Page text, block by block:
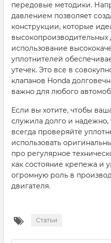
передовые методики.
давлением позволяет
конструкции, которые
высокопроизводительных
использование
уплотнителей
утечек. Это все в
клапанов Honda
важно для любого
Если вы хотите, чтобы
служила долго и надежно,
всегда проверяйте
использовать
про регулярное
как состояние крепежа и
огромную роль в
двигателя.
Статьи